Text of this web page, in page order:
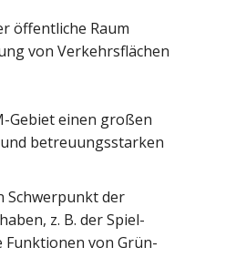
öffentliche Raum
von Verkehrsflächen
Gebiet einen großen
betreuungsstarken
Schwerpunkt der
z. B. der Spiel-
Funktionen von Grün-